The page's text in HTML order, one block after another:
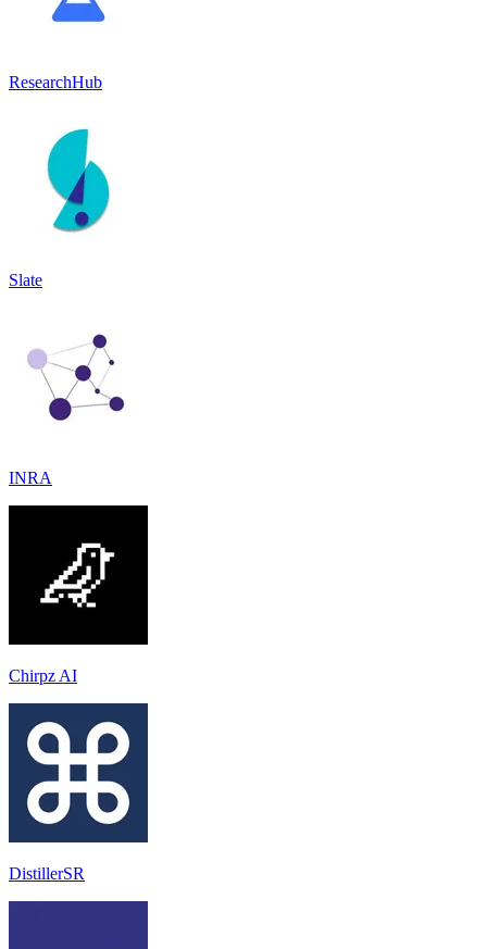
ResearchHub
Slate
INRA
Chirpz AI
DistillerSR